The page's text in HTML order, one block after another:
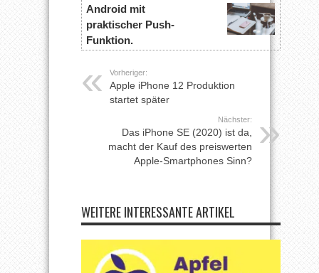
Android mit
praktischer Push-
Funktion.
Vorheriger:
Apple iPhone 12 Produktion
startet später
Nächster:
Das iPhone SE (2020) ist da,
macht der Kauf des preiswerten
Apple-Smartphones Sinn?
WEITERE INTERESSANTE ARTIKEL